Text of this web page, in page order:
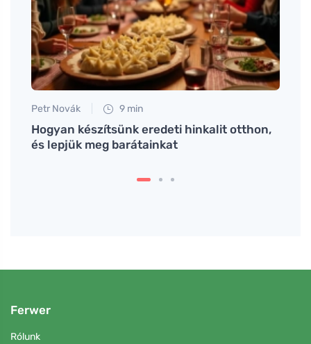
Petr Novák 9 min
Hogyan készítsünk eredeti hinkalit otthon,
és lepjük meg barátainkat
Ferwer
Rólunk